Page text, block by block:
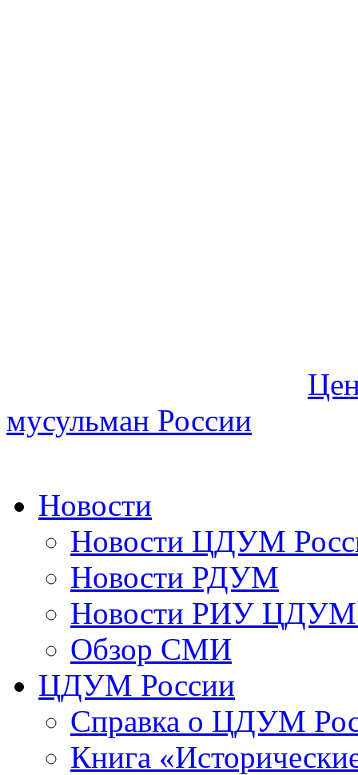
мусульман России
Новости
Новости ЦДУМ
Новости РДУМ
Новости РИУ ЦДУМ
Обзор СМИ
ЦДУМ России
Справка о ЦДУМ
Книга